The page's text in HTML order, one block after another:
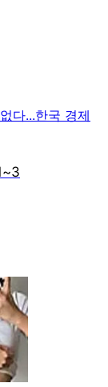
다...한국 경제